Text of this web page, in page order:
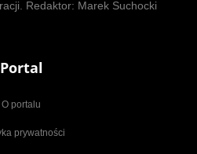
Redaktor: Marek Suchocki
Portal
O portalu
prywatności